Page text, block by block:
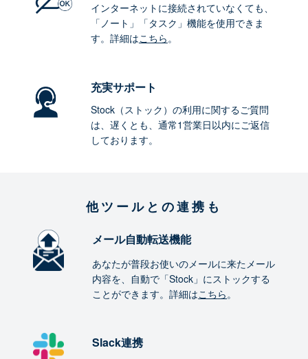
インターネットに接続されていなくても、
「ノート」「タスク」機能を使用できま
す。詳細はこちら。
充実サポート
Stock（ストック）の利用に関するご質問
は、遅くとも、通常1営業日以内にご返信
しております。
他ツールとの連携も
メール自動転送機能
あなたが普段お使いのメールに来たメール
内容を、自動で「Stock」にストックする
ことができます。詳細はこちら。
Slack連携